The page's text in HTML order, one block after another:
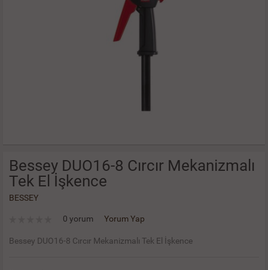
Bessey DUO16-8 Cırcır Mekanizmalı
Tek El İşkence
BESSEY
0 yorum Yorum Yap
Bessey DUO16-8 Cırcır Mekanizmalı Tek El İşkence